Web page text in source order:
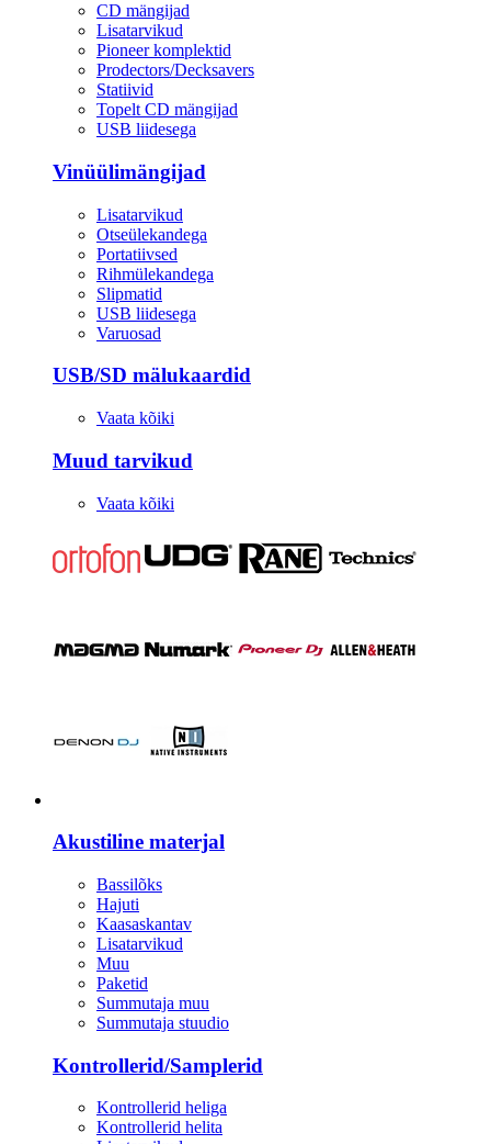
CD mängijad
Lisatarvikud
Pioneer komplektid
Prodectors/Decksavers
Statiivid
Topelt CD mängijad
USB liidesega
Vinüülimängijad
Lisatarvikud
Otseülekandega
Portatiivsed
Rihmülekandega
Slipmatid
USB liidesega
Varuosad
USB/SD mälukaardid
Vaata kõiki
Muud tarvikud
Vaata kõiki
Akustiline materjal
Bassilõks
Hajuti
Kaasaskantav
Lisatarvikud
Muu
Paketid
Summutaja muu
Summutaja stuudio
Kontrollerid/Samplerid
Kontrollerid heliga
Kontrollerid helita